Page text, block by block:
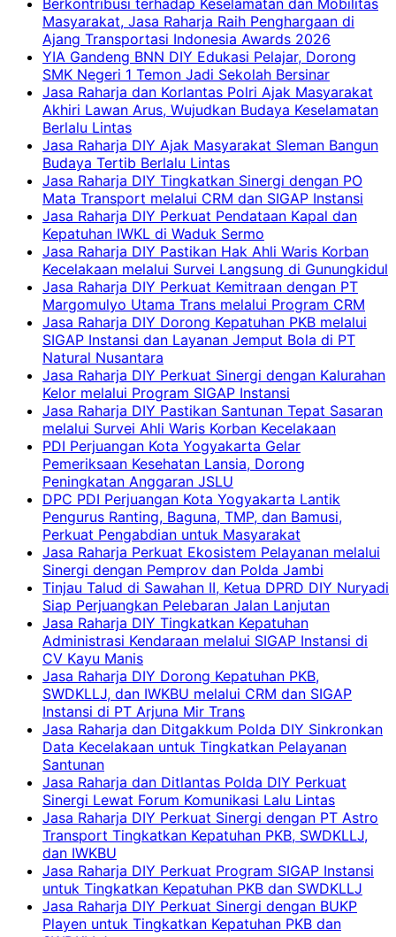
Berkontribusi terhadap Keselamatan dan Mobilitas
Masyarakat, Jasa Raharja Raih Penghargaan di
Ajang Transportasi Indonesia Awards 2026
YIA Gandeng BNN DIY Edukasi Pelajar, Dorong
SMK Negeri 1 Temon Jadi Sekolah Bersinar
Jasa Raharja dan Korlantas Polri Ajak Masyarakat
Akhiri Lawan Arus, Wujudkan Budaya Keselamatan
Berlalu Lintas
Jasa Raharja DIY Ajak Masyarakat Sleman Bangun
Budaya Tertib Berlalu Lintas
Jasa Raharja DIY Tingkatkan Sinergi dengan PO
Mata Transport melalui CRM dan SIGAP Instansi
Jasa Raharja DIY Perkuat Pendataan Kapal dan
Kepatuhan IWKL di Waduk Sermo
Jasa Raharja DIY Pastikan Hak Ahli Waris Korban
Kecelakaan melalui Survei Langsung di Gunungkidul
Jasa Raharja DIY Perkuat Kemitraan dengan PT
Margomulyo Utama Trans melalui Program CRM
Jasa Raharja DIY Dorong Kepatuhan PKB melalui
SIGAP Instansi dan Layanan Jemput Bola di PT
Natural Nusantara
Jasa Raharja DIY Perkuat Sinergi dengan Kalurahan
Kelor melalui Program SIGAP Instansi
Jasa Raharja DIY Pastikan Santunan Tepat Sasaran
melalui Survei Ahli Waris Korban Kecelakaan
PDI Perjuangan Kota Yogyakarta Gelar
Pemeriksaan Kesehatan Lansia, Dorong
Peningkatan Anggaran JSLU
DPC PDI Perjuangan Kota Yogyakarta Lantik
Pengurus Ranting, Baguna, TMP, dan Bamusi,
Perkuat Pengabdian untuk Masyarakat
Jasa Raharja Perkuat Ekosistem Pelayanan melalui
Sinergi dengan Pemprov dan Polda Jambi
Tinjau Talud di Sawahan II, Ketua DPRD DIY Nuryadi
Siap Perjuangkan Pelebaran Jalan Lanjutan
Jasa Raharja DIY Tingkatkan Kepatuhan
Administrasi Kendaraan melalui SIGAP Instansi di
CV Kayu Manis
Jasa Raharja DIY Dorong Kepatuhan PKB,
SWDKLLJ, dan IWKBU melalui CRM dan SIGAP
Instansi di PT Arjuna Mir Trans
Jasa Raharja dan Ditgakkum Polda DIY Sinkronkan
Data Kecelakaan untuk Tingkatkan Pelayanan
Santunan
Jasa Raharja dan Ditlantas Polda DIY Perkuat
Sinergi Lewat Forum Komunikasi Lalu Lintas
Jasa Raharja DIY Perkuat Sinergi dengan PT Astro
Transport Tingkatkan Kepatuhan PKB, SWDKLLJ,
dan IWKBU
Jasa Raharja DIY Perkuat Program SIGAP Instansi
untuk Tingkatkan Kepatuhan PKB dan SWDKLLJ
Jasa Raharja DIY Perkuat Sinergi dengan BUKP
Playen untuk Tingkatkan Kepatuhan PKB dan